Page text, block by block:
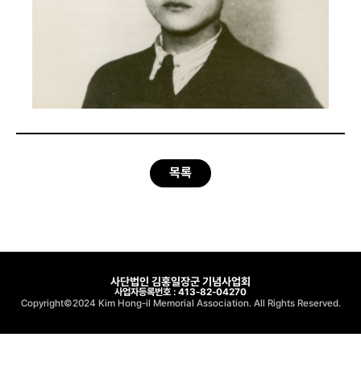
목록
사단법인 김홍일장군 기념사업회
Copyright©2024 Kim Hong-il Memorial Association. All Rights Reserved.
사업자등록번호 : 413-82-04270